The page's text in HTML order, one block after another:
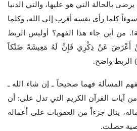
بالحالة التي هو عليها، والتي الدنيا
كلما رأى نفسه أقرب إلى الله، وكلما
من أين جاء هذا الفهم؟ أوليس الربط
أَعْرَضَ عَنْ ذِكْرِي فَإِنَّ لَهُ مَعِيشَةً ضَنْكاً
الربط واضح.
المسألة فهما صحيحاً ـ إن شاء الله ـ
آيات القرآن الكريم التي تدل على: أن
ينال جزءاً من العقوبات على أعماله
حصلت.